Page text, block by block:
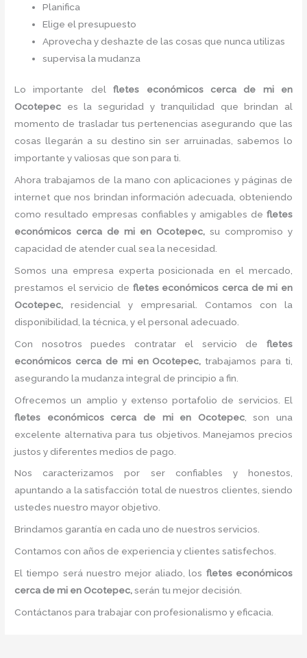
Planifica
Elige el presupuesto
Aprovecha y deshazte de las cosas que nunca utilizas
supervisa la mudanza
Lo importante delfletes económicos cerca de mien
Ocotepec es la seguridad y tranquilidad que brindan al
momento de trasladar tus pertenencias asegurando que las
cosas llegarán a su destino sin ser arruinadas, sabemos lo
importante y valiosas que son para ti.
Ahora trabajamos de la mano con aplicaciones y páginas de
internet que nos brindan información adecuada, obteniendo
como resultado empresas confiables y amigables de fletes
económicos cerca de mi en Ocotepec, su compromiso y
capacidad de atender cual sea la necesidad.
Somos una empresa experta posicionada en el mercado,
prestamos el servicio de fletes económicos cerca de mi en
Ocotepec, residencial y empresarial. Contamos con la
disponibilidad, la técnica, y el personal adecuado.
Con nosotros puedes contratar el servicio de fletes
económicos cerca de mien Ocotepec, trabajamos para ti,
asegurando la mudanza integral de principio a fin.
Ofrecemos un amplio y extenso portafolio de servicios. El
fletes económicos cerca de mien Ocotepec, son una
excelente alternativa para tus objetivos. Manejamos precios
justos y diferentes medios de pago.
Nos caracterizamos por ser confiables y honestos,
apuntando a la satisfacción total de nuestros clientes, siendo
ustedes nuestro mayor objetivo.
Brindamos garantía en cada uno de nuestros servicios.
Contamos con años de experiencia y clientes satisfechos.
El tiempo será nuestro mejor aliado, los fletes económicos
cerca de mi en Ocotepec,serán tu mejor decisión.
Contáctanos para trabajar con profesionalismo y eficacia.